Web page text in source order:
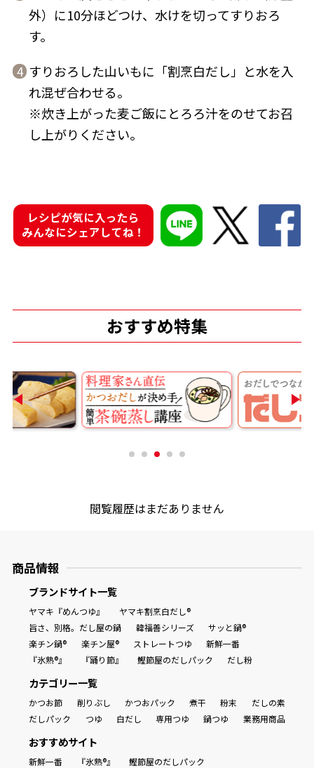
『踊り節』
鰹節屋の
だしパック
商品情報一覧
氷熟®︎
だしパック
外）に10分ほどつけ、水けを切ってすりおろ
す。
4 すりおろした山いもに「割烹白だし」と水を入
れ混ぜ合わせる。
※炊き上がった麦ご飯にとろろ汁をのせてお召
し上がりください。
レシピが気に入ったら
みんなにシェアしてね！
おすすめ特集
閲覧履歴はまだありません
商品情報
ブランドサイト一覧
ヤマキ『めんつゆ』
ヤマキ割烹白だし®
旨さ、別格。だし屋の鍋
韓福善シリーズ
サッと鍋®
楽チン鍋®
楽チン屋® ストレートつゆ
新鮮一番
『氷熟®』
『踊り節』 鰹節屋のだしパック だし粉
カテゴリー一覧
かつお節 削りぶし かつおパック 煮干 粉末
だしの素
だしパック
つゆ 白だし 専用つゆ 鍋つゆ 業務用商品
おすすめサイト
新鮮一番 『氷熟®』 鰹節屋のだしパック